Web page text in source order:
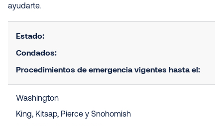
ayudarte.
Estado:
Condados:
Procedimientos de emergencia vigentes hasta el:
Washington
King, Kitsap, Pierce y Snohomish